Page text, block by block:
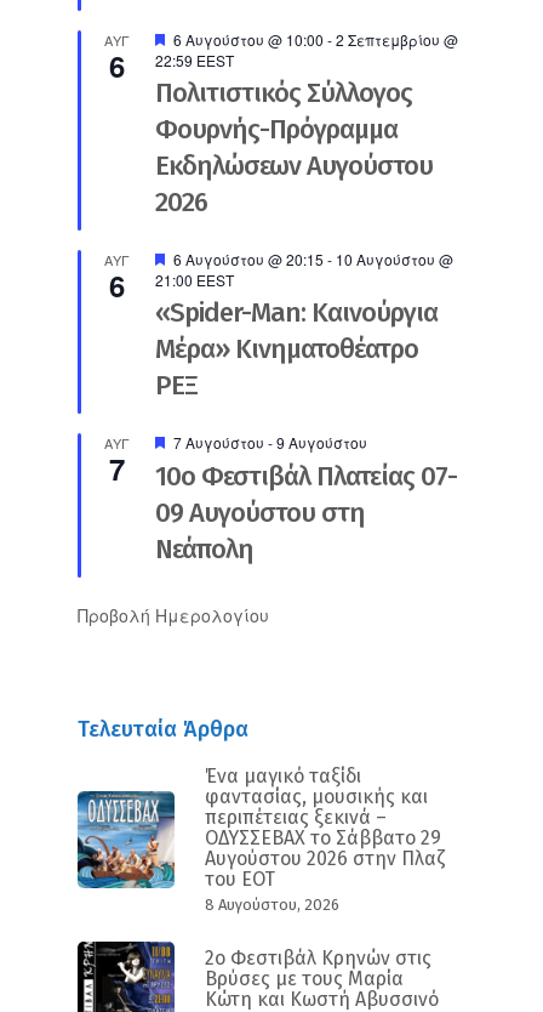
ΑΥΓ
6
Προτεινόμενο
6 Αυγούστου @ 10:00 -2 Σεπτεμβρίου @
22:59 EEST
Πολιτιστικός Σύλλογος
Φουρνής-Πρόγραμμα
Εκδηλώσεων Αυγούστου
2026
ΑΥΓ
6
Προτεινόμενο
6 Αυγούστου @ 20:15 - 10 Αυγούστου @
21:00 EEST
«Spider-Man: Καινούργια
Μέρα» Κινηματοθέατρο
ΡΕΞ
ΑΥΓ
7
Προτεινόμενο
7 Αυγούστου -9 Αυγούστου
10ο Φεστιβάλ Πλατείας 07-
09 Αυγούστου στη
Νεάπολη
Προβολή Ημερολογίου
Τελευταία Άρθρα
Ένα μαγικό ταξίδι
φαντασίας, μουσικής και
περιπέτειας ξεκινά –
ΟΔΥΣΣΕΒΑΧ το Σάββατο 29
Αυγούστου 2026 στην Πλαζ
του ΕΟΤ
8 Αυγούστου, 2026
2ο Φεστιβάλ Κρηνών στις
Βρύσες με τους Μαρία
Κώτη και Κωστή Αβυσσινό